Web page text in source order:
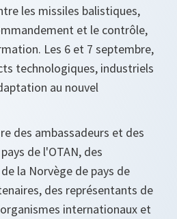
les missiles balistiques,
et le contrôle,
Les 6 et 7 septembre,
technologiques, industriels
au nouvel
des ambassadeurs et des
de l'OTAN, des
la Norvège de pays de
des représentants de
internationaux et